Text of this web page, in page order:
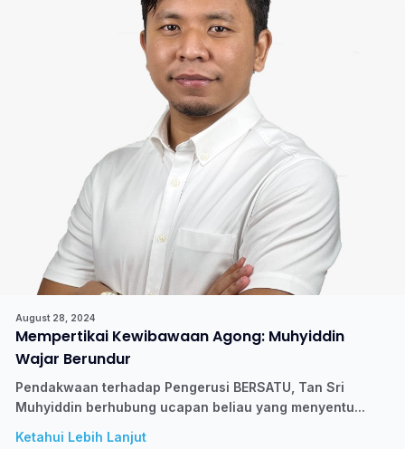
August 28, 2024
Mempertikai Kewibawaan Agong: Muhyiddin
Wajar Berundur
Pendakwaan terhadap Pengerusi BERSATU, Tan Sri
Muhyiddin berhubung ucapan beliau yang menyentu...
Ketahui Lebih Lanjut